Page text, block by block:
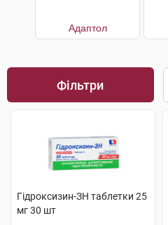
Адаптол
Фільтри
Гідроксизин-ЗН таблетки 25
мг 30 шт